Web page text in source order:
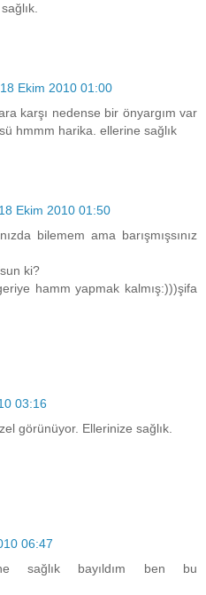
18 Ekim 2010 01:00
karşı nedense bir önyargım var
hmmm harika. ellerine sağlık
18 Ekim 2010 01:50
bilemem ama barışmışsınız
ki?
hamm yapmak kalmış:)))şifa
03:16
görünüyor. Ellerinize sağlık.
06:47
sağlık bayıldım ben bu